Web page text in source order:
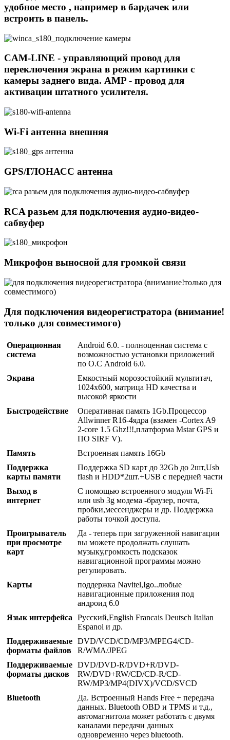
удобное место , например в бардачек или
встроить в панель.
CAM-LINE - управляющий провод для
переключения экрана в режим картинки с
камеры заднего вида. AMP - провод для
активации штатного усилителя.
Wi-Fi антенна внешняя
GPS/ГЛОНАСС антенна
RCA разьем для подключения аудио-видео-
сабвуфер
Микрофон выносной для громкой связи
Для подключения видеорегистратора (внимание!
только для совместимого)
Операционная
система
Android 6.0. - полноценная система с
возможностью установки приложений
по О.С Android 6.0.
Экрана
Емкостный морозостойкий мультитач,
1024х600, матрица HD качества и
высокой яркости
Быстродействие
Оперативная память 1Gb.Процессор
Allwinner R16-4ядра (взамен -Сortex A9
2-core 1.5 Ghz!!!,платформа Mstar GPS и
ПО SIRF V).
Память
Встроенная память 16Gb
Поддержка
карты памяти
Поддержка SD карт до 32Gb до 2шт,Usb
flash и HDD*2шт.+USB с передней части
Выход в
интернет
С помощью встроенного модуля Wi-Fi
или usb 3g модема -браузер, почта,
пробки,мессенджеры и др. Поддержка
работы точкой доступа.
Проигрыватель
при просмотре
карт
Да - теперь при загруженной навигации
вы можете продолжать слушать
музыку,громкость подсказок
навигационной программы можно
регулировать.
Карты
поддержка Navitel,Igo..любые
навигационные приложения под
андроид 6.0
Язык интерфейса
Русский,English Francais Deutsch Italian
Espanol и др.
Поддерживаемые
форматы файлов
DVD/VCD/CD/MP3/MPEG4/CD-
R/WMA/JPEG
Поддерживаемые
форматы дисков
DVD/DVD-R/DVD+R/DVD-
RW/DVD+RW/CD/CD-R/CD-
RW/MP3/MP4(DIVX)/VCD/SVCD
Bluetooth
Да. Встроенный Hands Free + передача
данных. Bluetooth OBD и TPMS и т.д.,
автомагнитола может работать с двумя
каналами передачи данных
одновременно через bluetooth.